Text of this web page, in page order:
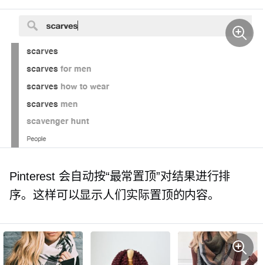
Pinterest 会自动按“最常置顶”对结果进行排
序。这样可以显示人们实际置顶的内容。